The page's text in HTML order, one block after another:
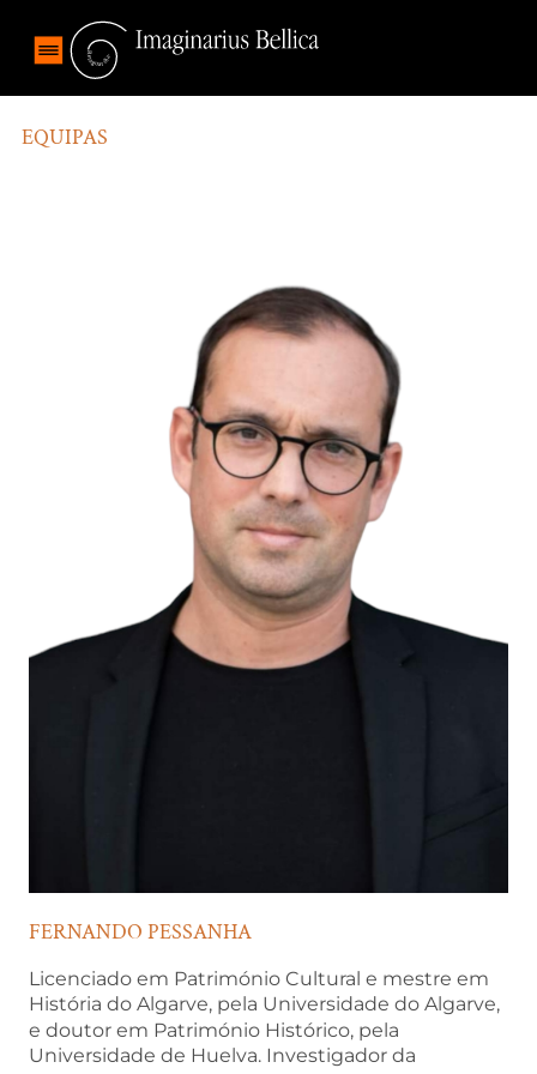
EQUIPAS
FERNANDO PESSANHA
Licenciado em Património Cultural e mestre em
História do Algarve, pela Universidade do Algarve,
e doutor em Património Histórico, pela
Universidade de Huelva. Investigador da